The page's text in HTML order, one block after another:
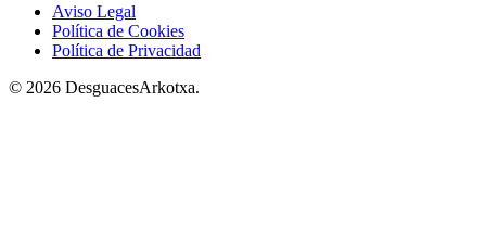
Aviso Legal
Política de Cookies
Política de Privacidad
© 2026 DesguacesArkotxa.